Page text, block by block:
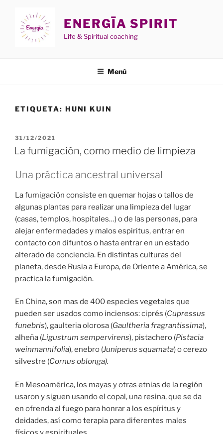
contenido
ENERGĪA SPIRIT
Life & Spiritual coaching
Menú
ETIQUETA: HUNI KUIN
PUBLICADO
EL
31/12/2021
La fumigación, como medio de limpieza
Una práctica ancestral universal
La fumigación consiste en quemar hojas o tallos de
algunas plantas para realizar una limpieza del lugar
(casas, templos, hospitales…) o de las personas, para
alejar enfermedades y malos espiritus, entrar en
contacto con difuntos o hasta entrar en un estado
alterado de conciencia. En distintas culturas del
planeta, desde Rusia a Europa, de Oriente a América, se
practica la fumigación.
En China, son mas de 400 especies vegetales que
pueden ser usados como inciensos: ciprés (Cupressus
funebris), gaulteria olorosa (Gaultheria fragrantissima),
alheña (Ligustrum sempervirens), pistachero (Pistacia
weinmannifolia), enebro (Juniperus squamata) o cerezo
silvestre (Cornus oblonga).
En Mesoamérica, los mayas y otras etnias de la región
usaron y siguen usando el copal, una resina, que se da
en ofrenda al fuego para honrar a los espíritus y
deidades, así como terapia para diferentes males